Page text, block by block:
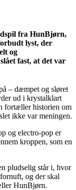
fra HunBjørn,
lyst, der
og
fast, at det var
– dæmpet og sløret
ud i krystalklart
fortæller historien om
ikke var meningen.
og electro-pop er
kroppen, som en
pludselig står i, hvor
og der skal
HunBjørn.